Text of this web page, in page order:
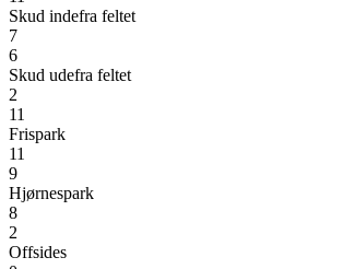
Skud indefra feltet
7
6
Skud udefra feltet
2
11
Frispark
11
9
Hjørnespark
8
2
Offsides